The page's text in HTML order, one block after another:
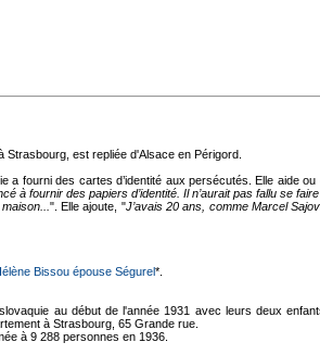
Strasbourg, est repliée d'Alsace en Périgord.
a fourni des cartes d’identité aux persécutés. Elle aide
à fournir des papiers d’identité. Il n’aurait pas fallu se
". Elle ajoute, "J’avais 20 ans, comme Marcel
Bissou épouse Ségurel*.
au début de l'année 1931 avec leurs deux
à Strasbourg, 65 Grande rue.
à 9 288 personnes en 1936.